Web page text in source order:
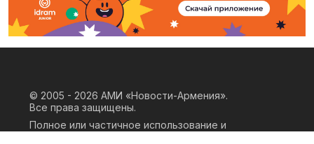
© 2005 - 2026 АМИ «Новости-Армения».
Все права защищены.
Полное или частичное использование и